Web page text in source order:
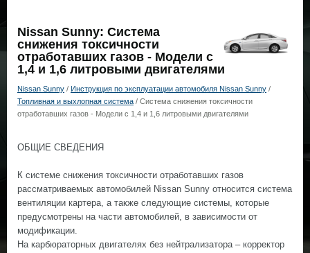
Nissan Sunny: Система
снижения токсичности
отработавших газов - Модели с
1,4 и 1,6 литровыми двигателями
Nissan Sunny / Инструкция по эксплуатации автомобиля Nissan Sunny /
Топливная и выхлопная система / Система снижения токсичности
отработавших газов - Модели с 1,4 и 1,6 литровыми двигателями
ОБЩИЕ СВЕДЕНИЯ
К системе снижения токсичности отработавших газов
рассматриваемых автомобилей Nissan Sunny относится система
вентиляции картера, а также следующие системы, которые
предусмотрены на части автомобилей, в зависимости от
модификации.
На карбюраторных двигателях без нейтрализатора – корректор